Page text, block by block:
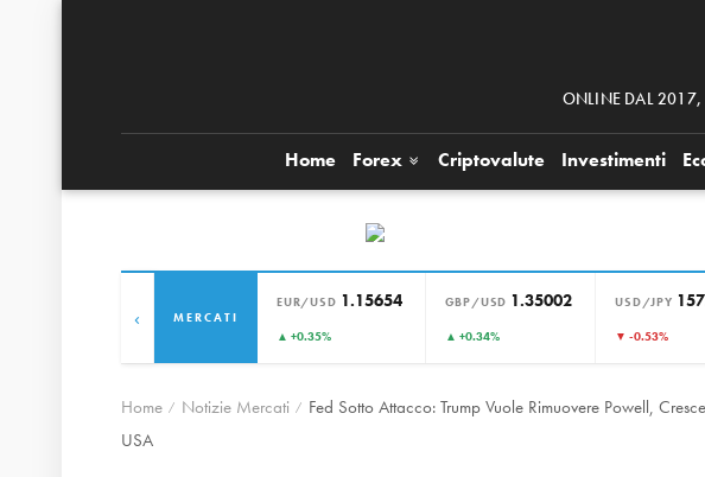
ONLINE DAL 2017,
Home Forex Criptovalute Investimenti
MERCATI
EUR/USD 1.15654
▲ +0.35%
GBP/USD 1.35002
▲ +0.34%
USD/JPY
▼ -0.53%
‹
Home Notizie Mercati
Fed Sotto Attacco: Trump Vuole Rimuovere Powell,
USA